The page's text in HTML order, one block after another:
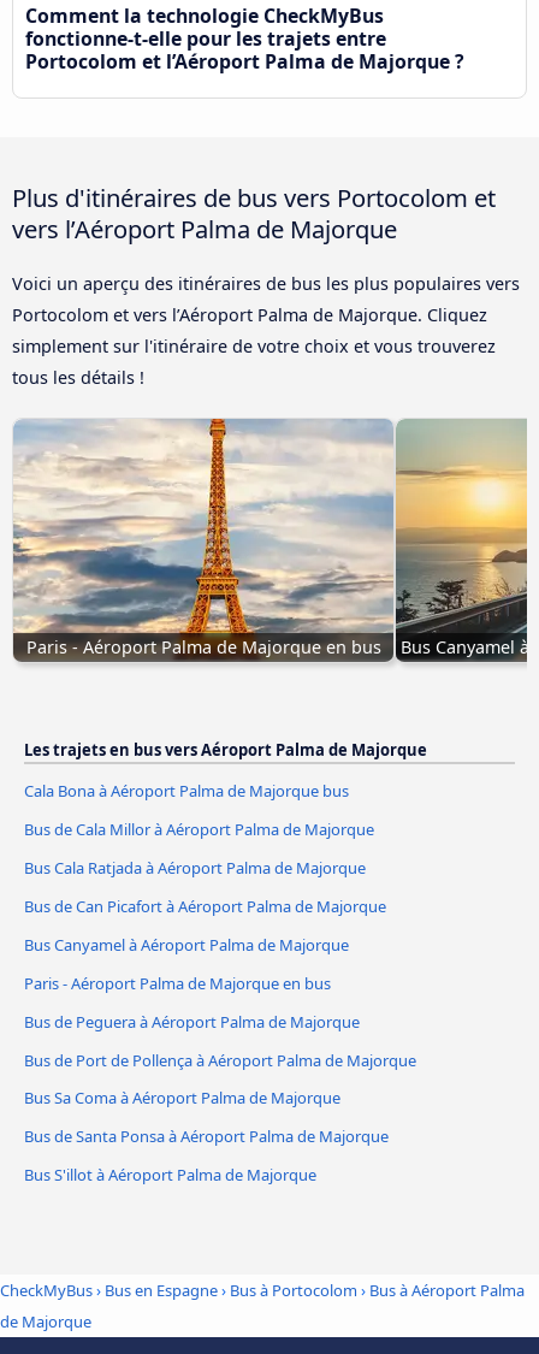
Comment la technologie CheckMyBus
fonctionne-t-elle pour les trajets entre
Portocolom et l’Aéroport Palma de Majorque ?
Plus d'itinéraires de bus vers Portocolom et
vers l’Aéroport Palma de Majorque
Voici un aperçu des itinéraires de bus les plus populaires vers
Portocolom et vers l’Aéroport Palma de Majorque. Cliquez
simplement sur l'itinéraire de votre choix et vous trouverez
tous les détails !
Paris - Aéroport Palma de Majorque en bus Bus Canyamel
Les trajets en bus vers Aéroport Palma de Majorque
Cala Bona à Aéroport Palma de Majorque bus
Bus de Cala Millor à Aéroport Palma de Majorque
Bus Cala Ratjada à Aéroport Palma de Majorque
Bus de Can Picafort à Aéroport Palma de Majorque
Bus Canyamel à Aéroport Palma de Majorque
Paris - Aéroport Palma de Majorque en bus
Bus de Peguera à Aéroport Palma de Majorque
Bus de Port de Pollença à Aéroport Palma de Majorque
Bus Sa Coma à Aéroport Palma de Majorque
Bus de Santa Ponsa à Aéroport Palma de Majorque
Bus S'illot à Aéroport Palma de Majorque
CheckMyBus› Bus en Espagne› Bus à Portocolom › Bus à Aéroport Palma
de Majorque